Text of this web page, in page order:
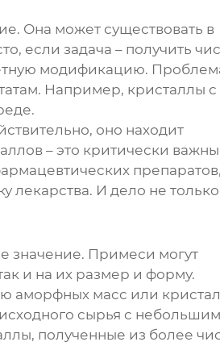
Она может существовать в
если задача – получить
модификацию.
Например, кристаллы с
оно находит
– это критически
лекарства. И дело не
значение. Примеси могут
и на их размер и форму.
аморфных масс или
сырья с небольшим
полученные из более